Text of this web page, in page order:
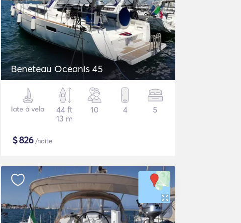
Beneteau Oceanis 45
Iate à vela
44 ft
13 m
10 4 5
$826/noite